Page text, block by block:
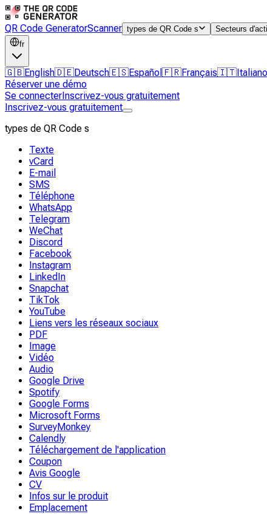
QR Code GeneratorScanner types de QR Code s Secteurs
fr
🇬🇧English🇩🇪Deutsch🇪🇸Español 🇫🇷Français🇮🇹Italiano
Réserver une démo
Se connecterInscrivez-vous gratuitement
Inscrivez-vous gratuitement
types de QR Code s
Texte
vCard
E-mail
SMS
Téléphone
WhatsApp
Telegram
WeChat
Discord
Facebook
Instagram
LinkedIn
Snapchat
TikTok
YouTube
Liens vers les réseaux sociaux
PDF
Image
Vidéo
Audio
Google Drive
Spotify
Google Forms
Microsoft Forms
SurveyMonkey
Calendly
Téléchargement de l'application
Coupon
Avis Google
CV
Infos sur le produit
Emplacement